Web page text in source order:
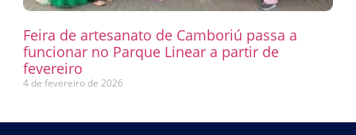
Feira de artesanato de Camboriú passa a
funcionar no Parque Linear a partir de
fevereiro
4 de fevereiro de 2026